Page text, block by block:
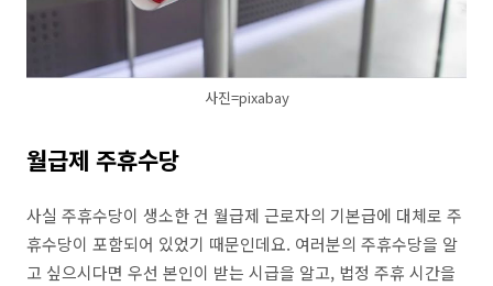
사진=pixabay
월급제 주휴수당
사실 주휴수당이 생소한 건 월급제 근로자의 기본급에 대체로 주
휴수당이 포함되어 있었기 때문인데요. 여러분의 주휴수당을 알
고 싶으시다면 우선 본인이 받는 시급을 알고, 법정 주휴 시간을